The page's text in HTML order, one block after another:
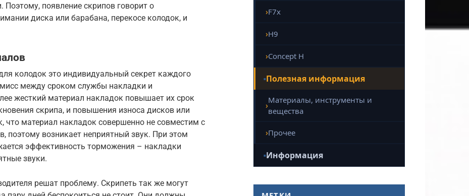
появление скрипов говорит о
диска или барабана, перекосе колодок, и
колодок это индивидуальный секрет каждого
между сроком службы накладки и
жесткий материал накладок повышает их срок
скрипа, и повышения износа дисков или
что материал накладок совершенно не совместим с
поэтому возникает неприятный звук. При этом
эффективность торможения – накладки
звуки.
решат проблему. Скрипеть так же могут
F7x
H9
Concept H
Полезная информация
Материалы, инструменты и
вещества
Прочее
Информация